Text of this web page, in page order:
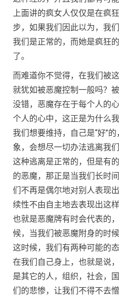
上面讲的疯女人仅仅是在疯
步，如果我们因此以为，我
我们是正常的，而她是疯狂
了。
而难道你不觉得，在我们被
就犹如被恶魔控制一般吗？
没错，恶魔存在于每个人的
个人的心中，这正是为什么
我们想要维持，自己是“好”
象，会想尽一切办法逃离我们
这种逃离是正常的，但是有
的恶魔，那正是当我们长时
们不再是偶尔地对别人表现
续性不由自主地去表现出这
也就是恶魔牌有时会代表的
候，当我们被恶魔附身的时候
这时候，我们有两种可能的
在我们自己身上，也就是说
是其它的人，组织，社会，
们的悲惨，让我们不得不去